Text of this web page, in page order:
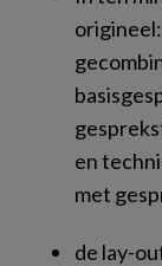
en
met
de lay-